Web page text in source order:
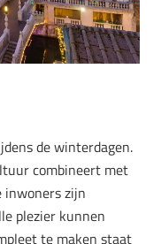
de winterdagen.
combineert met
inwoners zijn
plezier kunnen
te maken staat